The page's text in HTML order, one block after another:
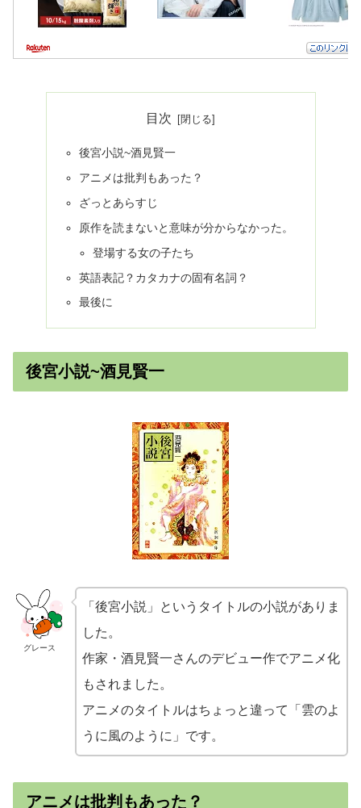
目次
後宮小説~酒見賢一
アニメは批判もあった？
ざっとあらすじ
原作を読まないと意味が分からなかった。
登場する女の子たち
英語表記？カタカナの固有名詞？
最後に
後宮小説~酒見賢一
グレース
「後宮小説」というタイトルの小説がありま
した。
作家・酒見賢一さんのデビュー作でアニメ化
もされました。
アニメのタイトルはちょっと違って「雲のよ
うに風のように」です。
アニメは批判もあった？